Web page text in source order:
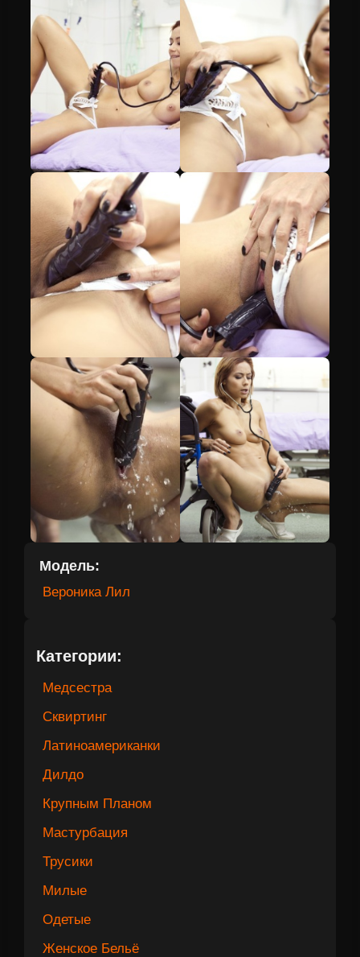
Модель:
Вероника Лил
Категории:
Медсестра
Сквиртинг
Латиноамериканки
Дилдо
Крупным Планом
Мастурбация
Трусики
Милые
Одетые
Женское Бельё